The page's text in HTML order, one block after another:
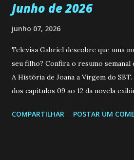
Junho de 2026
junho 07, 2026
Televisa Gabriel descobre que uma
seu filho? Confira o resumo semanal
A História de Joana a Virgem do
dos capitulos 09 ao 12 da novela
a Programação Semanal do SBT de
COMPARTILHAR POSTAR UM